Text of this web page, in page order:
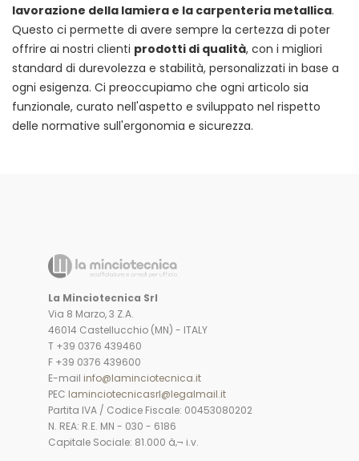
lavorazione della lamiera e la carpenteria metallica.
Questo ci permette di avere sempre la certezza di poter
offrire ai nostri clienti prodotti di qualità, con i migliori
standard di durevolezza e stabilità, personalizzati in base a
ogni esigenza. Ci preoccupiamo che ogni articolo sia
funzionale, curato nell'aspetto e sviluppato nel rispetto
delle normative sull'ergonomia e sicurezza.
La Minciotecnica Srl
Via 8 Marzo, 3 Z.A.
46014 Castellucchio (MN) - ITALY
T +39 0376 439460
F +39 0376 439600
E-mail info@laminciotecnica.it
PEC laminciotecnicasrl@legalmail.it
Partita IVA / Codice Fiscale: 00453080202
N. REA: R.E. MN - 030 - 6186
Capitale Sociale: 81.000 â‚¬ i.v.